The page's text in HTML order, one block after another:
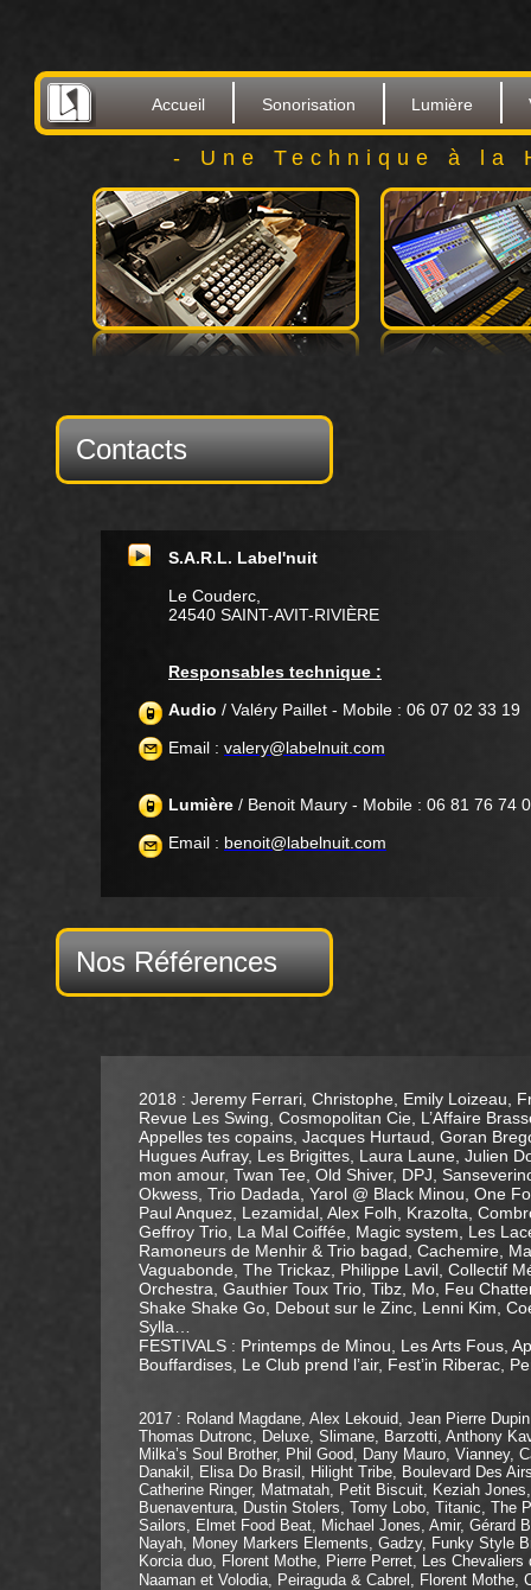
Accueil Sonorisation Lumière
- Une Technique à la
Contacts
Nos Références
S.A.R.L. Label'nuit
Le Couderc,
24540 SAINT-AVIT-RIVIÈRE
Responsables technique :
Audio / Valéry Paillet - Mobile : 06 07 02 33 19
Email : valery@labelnuit.com
Lumière / Benoit Maury - Mobile : 06 81 76 74
Email : benoit@labelnuit.com
2018 : Jeremy Ferrari, Christophe, Emily Loizeau,
Revue Les Swing, Cosmopolitan Cie, L’Affaire
Appelles tes copains, Jacques Hurtaud, Goran
Hugues Aufray, Les Brigittes, Laura Laune, Julien
mon amour, Twan Tee, Old Shiver, DPJ,
Okwess, Trio Dadada, Yarol @ Black Minou, One
Paul Anquez, Lezamidal, Alex Folh, Krazolta,
Geffroy Trio, La Mal Coiffée, Magic system, Les
Ramoneurs de Menhir & Trio bagad, Cachemire,
Vaguabonde, The Trickaz, Philippe Lavil, Collectif
Orchestra, Gauthier Toux Trio, Tibz, Mo, Feu
Shake Shake Go, Debout sur le Zinc, Lenni Kim,
Sylla…
FESTIVALS : Printemps de Minou, Les Arts Fous,
Bouffardises, Le Club prend l’air, Fest’in Riberac,
2017 : Roland Magdane, Alex Lekouid, Jean Pierre
Thomas Dutronc, Deluxe, Slimane, Barzotti, Anthony
Milka’s Soul Brother, Phil Good, Dany Mauro, Vianney,
Danakil, Elisa Do Brasil, Hilight Tribe, Boulevard Des
Catherine Ringer, Matmatah, Petit Biscuit, Keziah
Buenaventura, Dustin Stolers, Tomy Lobo, Titanic,
Sailors, Elmet Food Beat, Michael Jones, Amir, Gérard
Nayah, Money Markers Elements, Gadzy, Funky Style
Korcia duo, Florent Mothe, Pierre Perret, Les
Naaman et Volodia, Peiraguda & Cabrel, Florent